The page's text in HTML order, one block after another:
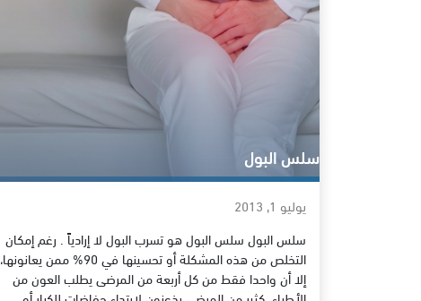
سلس البول
يوليو 1, 2013
سلس البول سلس البول هو تسرب البول لا إرادياً . رغم إمكان
التخلص من هذه المشكلة أو تحسينها في 90% ممن يعانونها،
إلا أن واحدا فقط من كل أربعة من المرضى يطلب العون من